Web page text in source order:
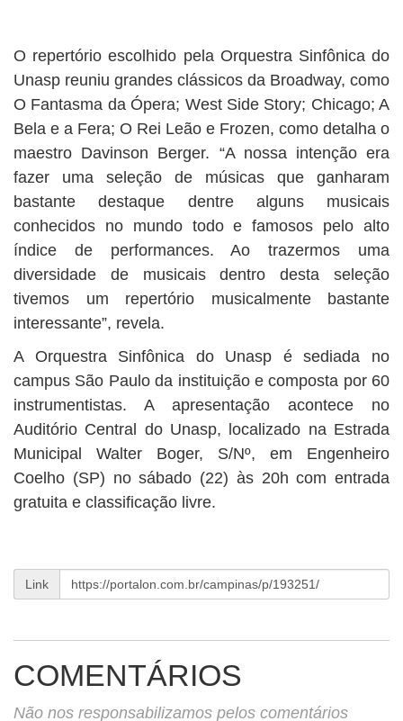
O repertório escolhido pela Orquestra Sinfônica do
Unasp reuniu grandes clássicos da Broadway, como
O Fantasma da Ópera; West Side Story; Chicago; A
Bela e a Fera; O Rei Leão e Frozen, como detalha o
maestro Davinson Berger. “A nossa intenção era
fazer uma seleção de músicas que ganharam
bastante destaque dentre alguns musicais
conhecidos no mundo todo e famosos pelo alto
índice de performances. Ao trazermos uma
diversidade de musicais dentro desta seleção
tivemos um repertório musicalmente bastante
interessante”, revela.
A Orquestra Sinfônica do Unasp é sediada no
campus São Paulo da instituição e composta por 60
instrumentistas. A apresentação acontece no
Auditório Central do Unasp, localizado na Estrada
Municipal Walter Boger, S/Nº, em Engenheiro
Coelho (SP) no sábado (22) às 20h com entrada
gratuita e classificação livre.
Link
COMENTÁRIOS
Não nos responsabilizamos pelos comentários